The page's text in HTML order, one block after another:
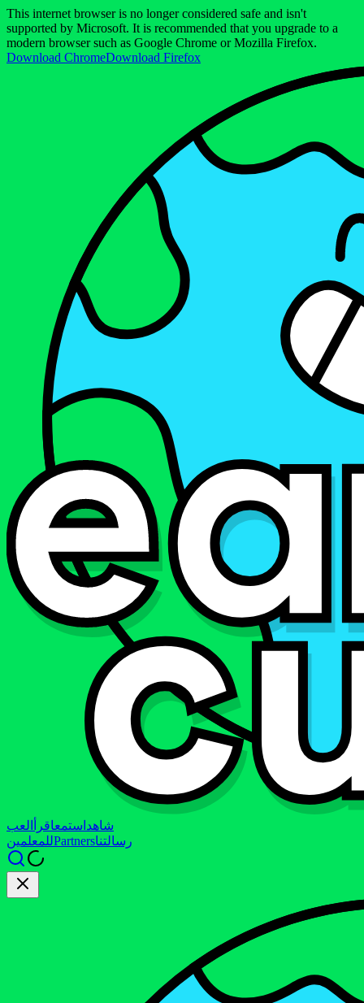
This internet browser is no longer considered safe and isn't
supported by Microsoft. It is recommended that you upgrade to a
modern browser such as Google Chrome or Mozilla Firefox.
Download ChromeDownload Firefox
شاهد استمعاقرأ
العب
للمعلمينPartnersرسالتنا